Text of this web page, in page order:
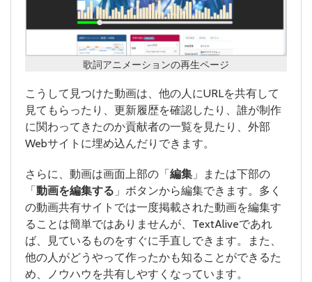
歌詞アニメーションの再生ページ
こうして見つけた動画は、他の人にURLを共有して
見てもらったり、更新履歴を確認したり、誰が制作
に関わってきたのか貢献者の一覧を見たり、外部
Webサイトに埋め込んだりできます。
さらに、動画は画面上部の「 編集 」または下部の
「 動画を編集する 」ボタンから編集できます。多く
の動画共有サイトでは一度掲載された動画を編集す
ることは簡単ではありませんが、TextAliveであれ
ば、見ているものをすぐに手直しできます。また、
他の人がどうやって作ったかも知ることができるた
め、ノウハウを共有しやすくなっています。